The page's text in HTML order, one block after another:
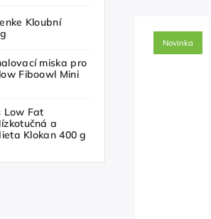
Kloubní
miska pro
Fiboowl Mini
Low Fat
a
Klokan 400 g
Novinka